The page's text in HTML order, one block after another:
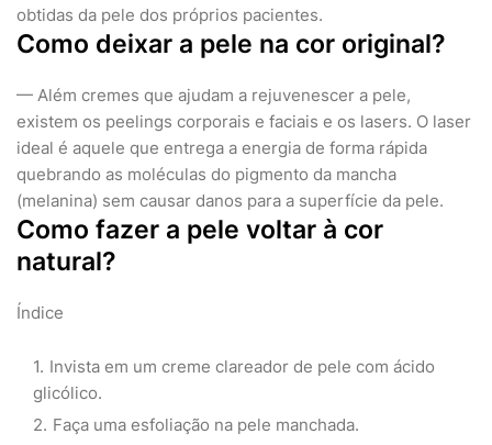
obtidas da pele dos próprios pacientes.
Como deixar a pele na cor original?
— Além cremes que ajudam a rejuvenescer a pele,
existem os peelings corporais e faciais e os lasers. O laser
ideal é aquele que entrega a energia de forma rápida
quebrando as moléculas do pigmento da mancha
(melanina) sem causar danos para a superfície da pele.
Como fazer a pele voltar à cor
natural?
Índice
Invista em um creme clareador de pele com ácido
glicólico.
Faça uma esfoliação na pele manchada.